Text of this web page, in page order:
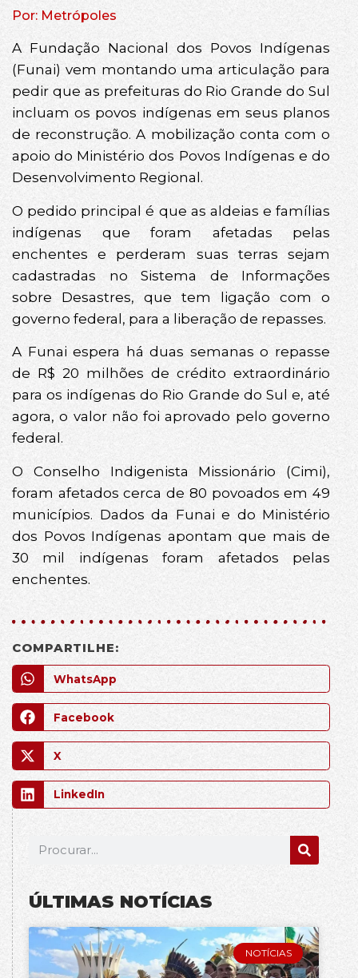
Por: Metrópoles
A Fundação Nacional dos Povos Indígenas
(Funai) vem montando uma articulação para
pedir que as prefeituras do Rio Grande do Sul
incluam os povos indígenas em seus planos
de reconstrução. A mobilização conta com o
apoio do Ministério dos Povos Indígenas e do
Desenvolvimento Regional.
O pedido principal é que as aldeias e famílias
indígenas que foram afetadas pelas
enchentes e perderam suas terras sejam
cadastradas no Sistema de Informações
sobre Desastres, que tem ligação com o
governo federal, para a liberação de repasses.
A Funai espera há duas semanas o repasse
de R$ 20 milhões de crédito extraordinário
para os indígenas do Rio Grande do Sul e, até
agora, o valor não foi aprovado pelo governo
federal.
O Conselho Indigenista Missionário (Cimi),
foram afetados cerca de 80 povoados em 49
municípios. Dados da Funai e do Ministério
dos Povos Indígenas apontam que mais de
30 mil indígenas foram afetados pelas
enchentes.
COMPARTILHE:
WhatsApp
Facebook
X
LinkedIn
ÚLTIMAS NOTÍCIAS
NOTÍCIAS